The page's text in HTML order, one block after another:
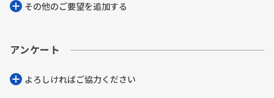
その他のご要望を追加する
アンケート
よろしければご協⼒ください